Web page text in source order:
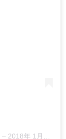
– 2018年 1月月14日午後8時44分PST